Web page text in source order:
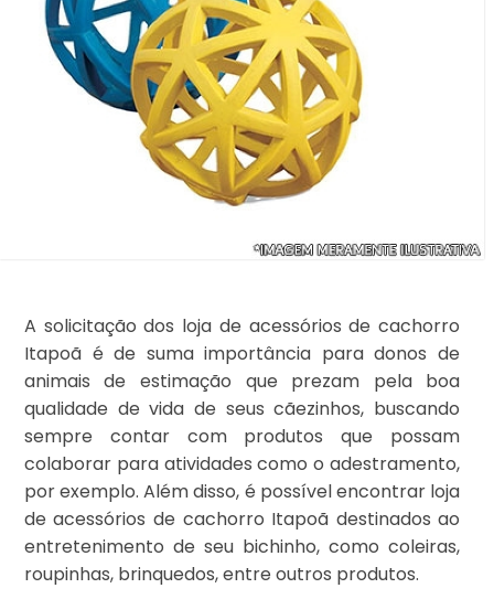
A solicitação dos loja de acessórios de cachorro
Itapoã é de suma importância para donos de
animais de estimação que prezam pela boa
qualidade de vida de seus cãezinhos, buscando
sempre contar com produtos que possam
colaborar para atividades como o adestramento,
por exemplo. Além disso, é possível encontrar loja
de acessórios de cachorro Itapoã destinados ao
entretenimento de seu bichinho, como coleiras,
roupinhas, brinquedos, entre outros produtos.